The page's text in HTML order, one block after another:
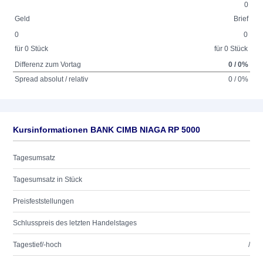
0
Geld
Brief
0
für 0 Stück
0
für 0 Stück
Differenz zum Vortag
0 / 0%
Spread absolut / relativ
0 / 0%
Kursinformationen BANK CIMB NIAGA RP 5000
Tagesumsatz
Tagesumsatz in Stück
Preisfeststellungen
Schlusspreis des letzten Handelstages
Tagestief/-hoch /